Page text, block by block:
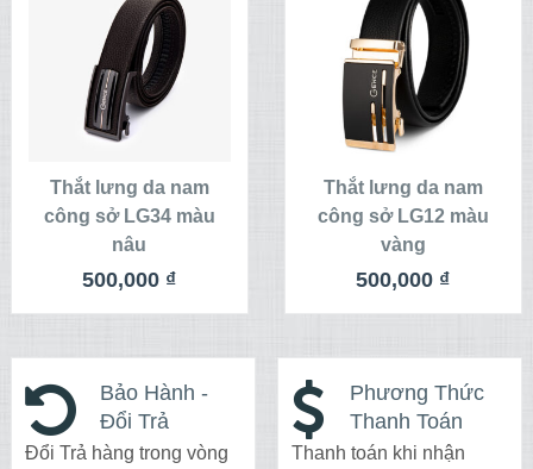
XEM CHI TIẾT
THÊM VÀO
GIỎ HÀNG
Thắt lưng da nam
công sở LG34 màu
nâu
500,000 ₫
XEM CHI TIẾT
THÊM VÀO
GIỎ HÀNG
Thắt lưng da nam
công sở LG12 màu
vàng
500,000 ₫
Bảo Hành -
Đổi Trả
Đổi Trả hàng trong vòng
Phương Thức
Thanh Toán
Thanh toán khi nhận